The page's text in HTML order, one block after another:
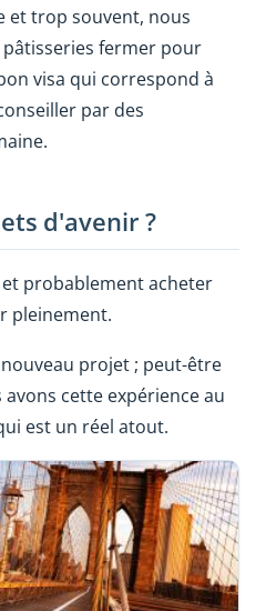
et trop souvent, nous
fermer pour
visa qui correspond à
par des
d'avenir ?
probablement acheter
pleinement.
projet ; peut-être
cette expérience au
est un réel atout.